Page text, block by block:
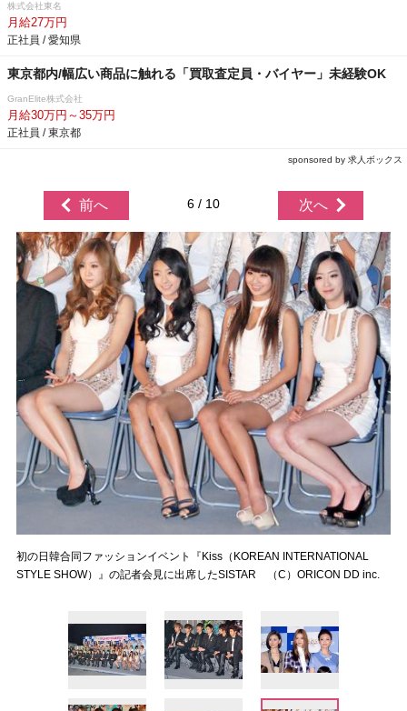
株式会社東名
月給27万円
正社員 / 愛知県
東京都内/幅広い商品に触れる「買取査定員・バイヤー」未経験OK
GranElite株式会社
月給30万円～35万円
正社員 / 東京都
sponsored by 求人ボックス
前へ 6 / 10 次へ
初の日韓合同ファッションイベント『Kiss（KOREAN INTERNATIONAL
STYLE SHOW）』の記者会見に出席したSISTAR （C）ORICON DD inc.